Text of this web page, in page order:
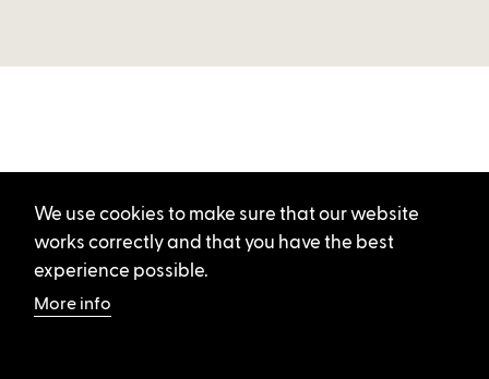
We use cookies to make sure that our website
works correctly and that you have the best
experience possible.
More info